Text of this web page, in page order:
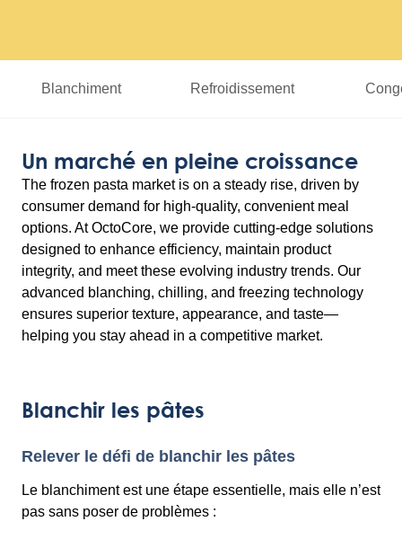
Blanchiment Refroidissement
Un marché en pleine croissance
The frozen pasta market is on a steady rise, driven by
consumer demand for high-quality, convenient meal
options. At OctoCore, we provide cutting-edge solutions
designed to enhance efficiency, maintain product
integrity, and meet these evolving industry trends. Our
advanced blanching, chilling, and freezing technology
ensures superior texture, appearance, and taste—
helping you stay ahead in a competitive market.
Blanchir les pâtes
Relever le défi de blanchir les pâtes
Le blanchiment est une étape essentielle, mais elle n’est
pas sans poser de problèmes :